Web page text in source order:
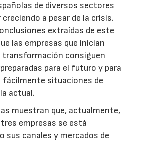
de diversos sectores
creciendo a pesar de la crisis.
extraídas de este
las empresas que inician
transformación consiguen
para el futuro y para
fácilmente situaciones de
actual.
muestran que, actualmente,
tres empresas se está
sus canales y mercados de